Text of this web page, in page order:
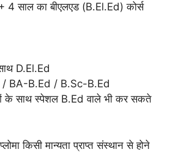
4 साल का बीएलएड (B.El.Ed) कोर्स
D.El.Ed
/ BA-B.Ed / B.Sc-B.Ed
के साथ स्पेशल B.Ed वाले भी कर सकते
किसी मान्यता प्राप्त संस्थान से होने